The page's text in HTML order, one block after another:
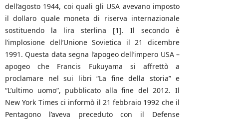
dell’agosto 1944, coi quali gli USA avevano imposto
il dollaro quale moneta di riserva internazionale
sostituendo la lira sterlina [1]. Il secondo è
l’implosione dell’Unione Sovietica il 21 dicembre
1991. Questa data segna l’apogeo dell’impero USA –
apogeo che Francis Fukuyama si affrettò a
proclamare nel sui libri “La fine della storia” e
“L’ultimo uomo”, pubblicato alla fine del 2012. Il
New York Times ci informò il 21 febbraio 1992 che il
Pentagono l’aveva preceduto con il Defense